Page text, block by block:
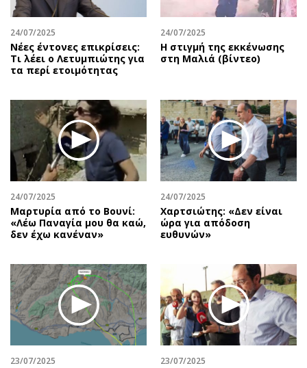
24/07/2025
Νέες έντονες επικρίσεις:
Τι λέει ο Λετυμπιώτης για
τα περί ετοιμότητας
24/07/2025
H στιγμή της εκκένωσης
στη Μαλιά (βίντεο)
24/07/2025
Μαρτυρία από το Βουνί:
«Λέω Παναγία μου θα καώ,
δεν έχω κανέναν»
24/07/2025
Χαρτσιώτης: «Δεν είναι
ώρα για απόδοση
ευθυνών»
23/07/2025 23/07/2025